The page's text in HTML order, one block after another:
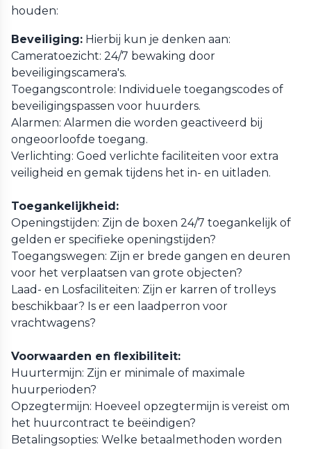
houden:
Beveiliging: Hierbij kun je denken aan:
Cameratoezicht: 24/7 bewaking door
beveiligingscamera's.
Toegangscontrole: Individuele toegangscodes of
beveiligingspassen voor huurders.
Alarmen: Alarmen die worden geactiveerd bij
ongeoorloofde toegang.
Verlichting: Goed verlichte faciliteiten voor extra
veiligheid en gemak tijdens het in- en uitladen.
Toegankelijkheid:
Openingstijden: Zijn de boxen 24/7 toegankelijk of
gelden er specifieke openingstijden?
Toegangswegen: Zijn er brede gangen en deuren
voor het verplaatsen van grote objecten?
Laad- en Losfaciliteiten: Zijn er karren of trolleys
beschikbaar? Is er een laadperron voor
vrachtwagens?
Voorwaarden en flexibiliteit:
Huurtermijn: Zijn er minimale of maximale
huurperioden?
Opzegtermijn: Hoeveel opzegtermijn is vereist om
het huurcontract te beëindigen?
Betalingsopties: Welke betaalmethoden worden